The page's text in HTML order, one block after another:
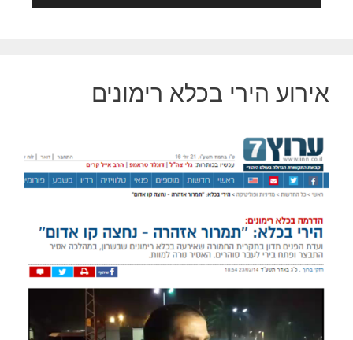
אירוע הירי בכלא רימונים